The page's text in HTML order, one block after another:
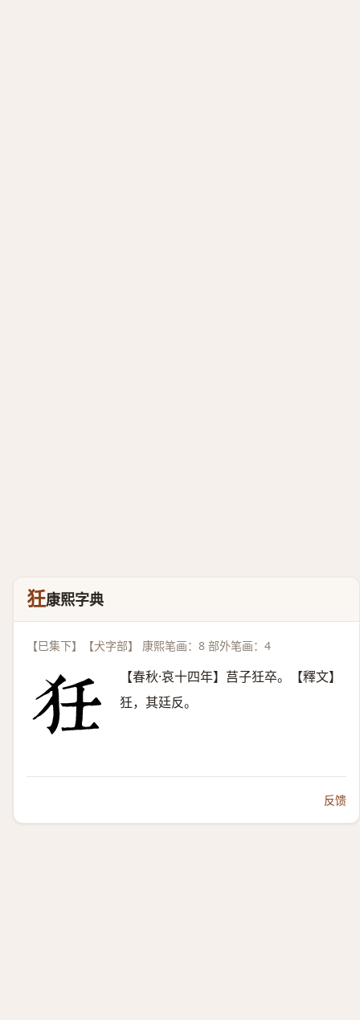
狅康熙字典
【巳集下】【犬字部】 康熙笔画：8 部外笔画：4
【春秋·哀十四年】莒子狅卒。【釋文】
狅，其廷反。
反馈